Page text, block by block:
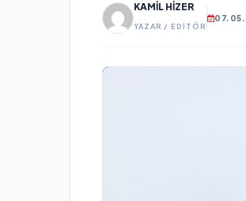
KAMIL HIZER
YAZAR / EDITÖR